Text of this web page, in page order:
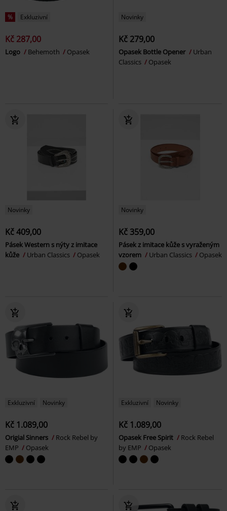
% Exkluzivní
Kč 287,00
Logo Behemoth Opasek
Novinky
Kč 279,00
Opasek Bottle Opener
Urban
Classics
Opasek
Novinky
Kč 409,00
Pásek Western s nýty z imitace
kůže
Urban Classics Opasek
Novinky
Kč 359,00
Pásek z imitace kůže s vyraženým
vzorem
Urban Classics Opasek
Exkluzivní Novinky
Kč 1.089,00
Origial Sinners
Rock Rebel by
EMP
Opasek
Exkluzivní Novinky
Kč 1.089,00
Opasek Free Spirit
Rock Rebel
by EMP
Opasek